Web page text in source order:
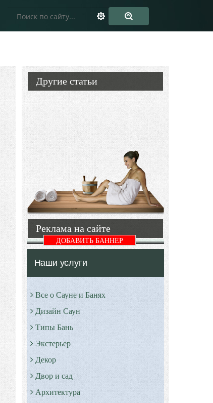
Другие статьи
Реклама на сайте
ДОБАВИТЬ БАННЕР
Наши услуги
Все о Сауне и Банях
Дизайн Саун
Типы Бань
Экстерьер
Декор
Двор и сад
Архитектура